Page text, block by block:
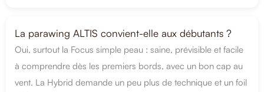
La parawing ALTIS convient-elle aux débutants ?
Oui, surtout la Focus simple peau : saine, prévisible et facile
à comprendre dès les premiers bords, avec un bon cap au
vent. La Hybrid demande un peu plus de technique et un foil